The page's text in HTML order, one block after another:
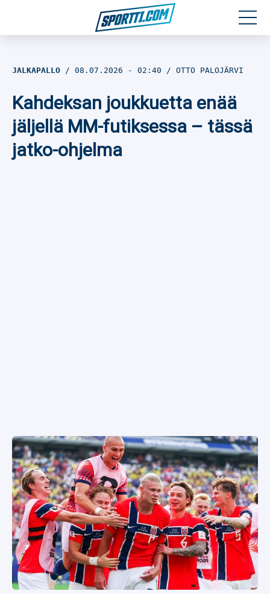
Jalkapallo
Yleisurheilu
JALKAPALLO 08.07.2026 - 02:40 OTTO PALOJÄRVI
Kahdeksan joukkuetta enää
jäljellä MM-futiksessa – tässä
jatko-ohjelma